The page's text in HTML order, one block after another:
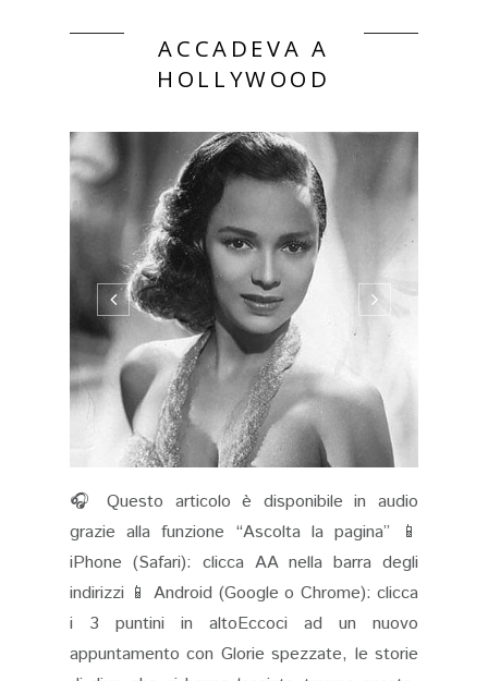
ACCADEVA A
HOLLYWOOD
🎧 Questo articolo è disponibile in audio
grazie alla funzione “Ascolta la pagina” 📱
iPhone (Safari): clicca AA nella barra degli
indirizzi 📱 Android (Google o Chrome): clicca
i 3 puntini in altoEccoci ad un nuovo
appuntamento con Glorie spezzate, le storie